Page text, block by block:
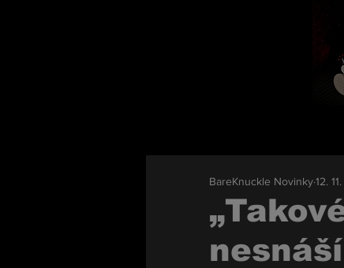
BareKnuckle Novinky12.